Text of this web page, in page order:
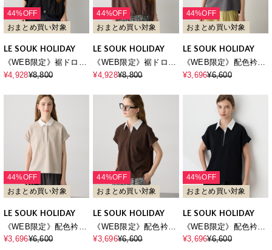
44%OFF
おまとめ買い対象
LE SOUK HOLIDAY
《WEB限定》裾ドロス
トシアーカーディガン
¥4,928¥8,800
44%OFF
おまとめ買い対象
LE SOUK HOLIDAY
《WEB限定》裾ドロス
トシアーカーディガン
¥4,928¥8,800
44%OFF
おまとめ買い対象
LE SOUK HOLIDAY
《WEB限定》配色衿カ
ットジャガードプルオ
¥3,696¥6,600
44%OFF
おまとめ買い対象
LE SOUK HOLIDAY
《WEB限定》配色衿カ
ットジャガードプルオ
¥3,696¥6,600
44%OFF
おまとめ買い対象
LE SOUK HOLIDAY
《WEB限定》配色衿カ
ットジャガードプルオ
¥3,696¥6,600
44%OFF
おまとめ買い対象
LE SOUK HOLIDAY
《WEB限定》配色衿カ
ットジャガードプルオ
¥3,696¥6,600